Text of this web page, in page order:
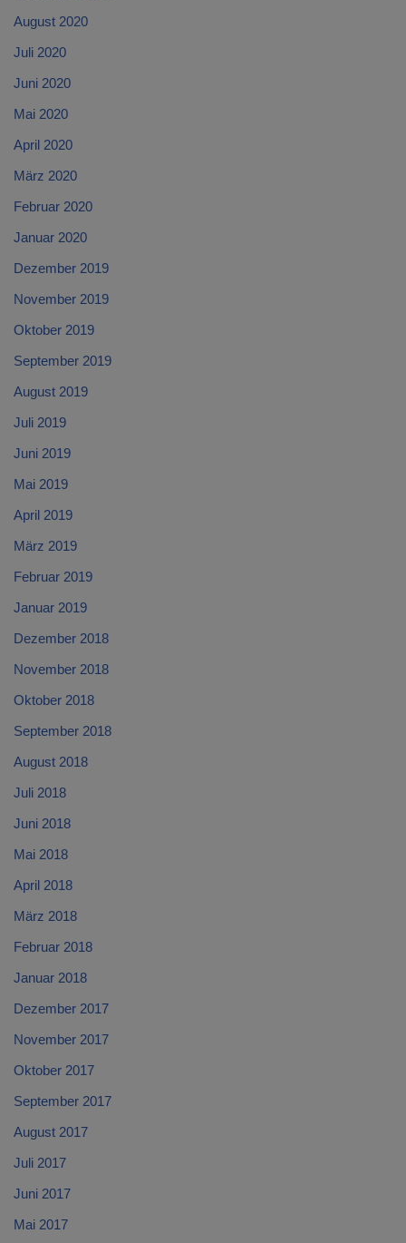
August 2020
Juli 2020
Juni 2020
Mai 2020
April 2020
März 2020
Februar 2020
Januar 2020
Dezember 2019
November 2019
Oktober 2019
September 2019
August 2019
Juli 2019
Juni 2019
Mai 2019
April 2019
März 2019
Februar 2019
Januar 2019
Dezember 2018
November 2018
Oktober 2018
September 2018
August 2018
Juli 2018
Juni 2018
Mai 2018
April 2018
März 2018
Februar 2018
Januar 2018
Dezember 2017
November 2017
Oktober 2017
September 2017
August 2017
Juli 2017
Juni 2017
Mai 2017